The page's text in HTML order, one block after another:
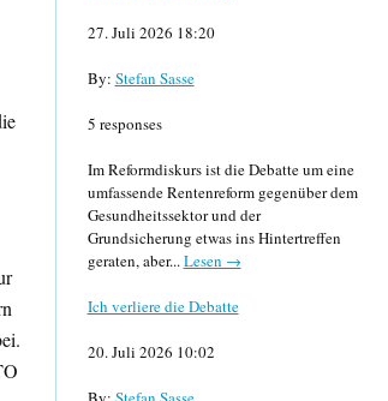
27. Juli 2026 18:20
By: Stefan Sasse
5 responses
Im Reformdiskurs ist die Debatte um eine
umfassende Rentenreform gegenüber dem
Gesundheitssektor und der
Grundsicherung etwas ins Hintertreffen
geraten, aber...Lesen →
Ich verliere die Debatte
20. Juli 2026 10:02